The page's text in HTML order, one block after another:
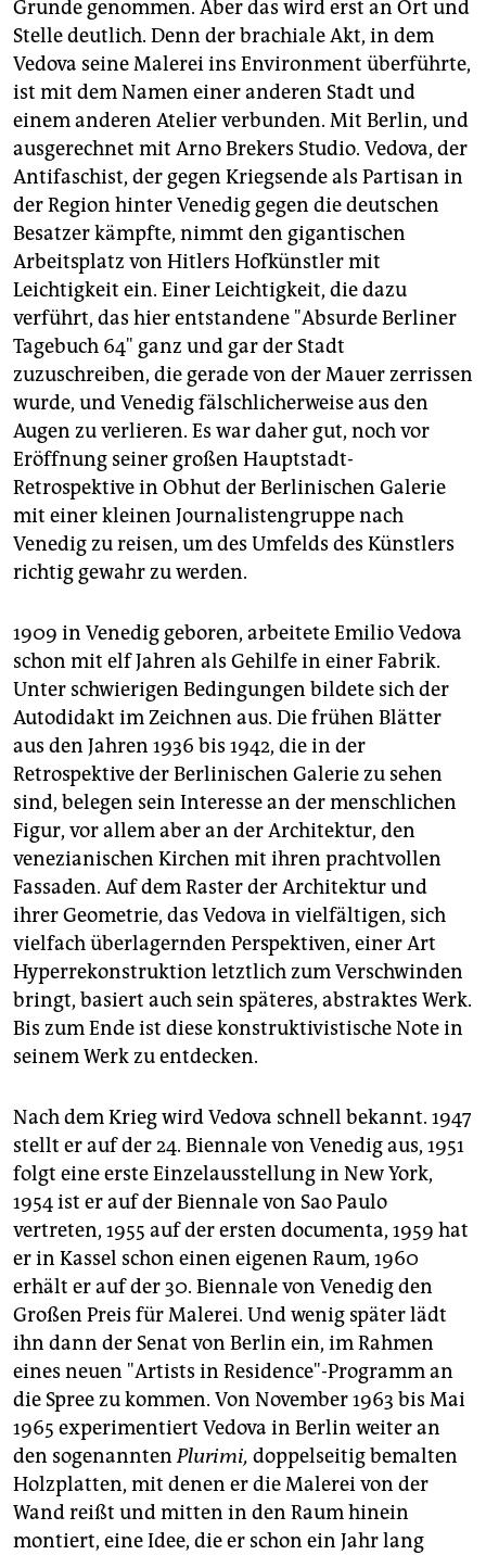
Grunde genommen. Aber das wird erst an Ort und
Stelle deutlich. Denn der brachiale Akt, in dem
Vedova seine Malerei ins Environment überführte,
ist mit dem Namen einer anderen Stadt und
einem anderen Atelier verbunden. Mit Berlin, und
ausgerechnet mit Arno Brekers Studio. Vedova, der
Antifaschist, der gegen Kriegsende als Partisan in
der Region hinter Venedig gegen die deutschen
Besatzer kämpfte, nimmt den gigantischen
Arbeitsplatz von Hitlers Hofkünstler mit
Leichtigkeit ein. Einer Leichtigkeit, die dazu
verführt, das hier entstandene "Absurde Berliner
Tagebuch 64" ganz und gar der Stadt
zuzuschreiben, die gerade von der Mauer zerrissen
wurde, und Venedig fälschlicherweise aus den
Augen zu verlieren. Es war daher gut, noch vor
Eröffnung seiner großen Hauptstadt-
Retrospektive in Obhut der Berlinischen Galerie
mit einer kleinen Journalistengruppe nach
Venedig zu reisen, um des Umfelds des Künstlers
richtig gewahr zu werden.
1909 in Venedig geboren, arbeitete Emilio Vedova
schon mit elf Jahren als Gehilfe in einer Fabrik.
Unter schwierigen Bedingungen bildete sich der
Autodidakt im Zeichnen aus. Die frühen Blätter
aus den Jahren 1936 bis 1942, die in der
Retrospektive der Berlinischen Galerie zu sehen
sind, belegen sein Interesse an der menschlichen
Figur, vor allem aber an der Architektur, den
venezianischen Kirchen mit ihren prachtvollen
Fassaden. Auf dem Raster der Architektur und
ihrer Geometrie, das Vedova in vielfältigen, sich
vielfach überlagernden Perspektiven, einer Art
Hyperrekonstruktion letztlich zum Verschwinden
bringt, basiert auch sein späteres, abstraktes Werk.
Bis zum Ende ist diese konstruktivistische Note in
seinem Werk zu entdecken.
Nach dem Krieg wird Vedova schnell bekannt. 1947
stellt er auf der 24. Biennale von Venedig aus, 1951
folgt eine erste Einzelausstellung in New York,
1954 ist er auf der Biennale von Sao Paulo
vertreten, 1955 auf der ersten documenta, 1959 hat
er in Kassel schon einen eigenen Raum, 1960
erhält er auf der 30. Biennale von Venedig den
Großen Preis für Malerei. Und wenig später lädt
ihn dann der Senat von Berlin ein, im Rahmen
eines neuen "Artists in Residence"-Programm an
die Spree zu kommen. Von November 1963 bis Mai
1965 experimentiert Vedova in Berlin weiter an
den sogenanntenPlurimi, doppelseitig bemalten
Holzplatten, mit denen er die Malerei von der
Wand reißt und mitten in den Raum hinein
montiert, eine Idee, die er schon ein Jahr lang